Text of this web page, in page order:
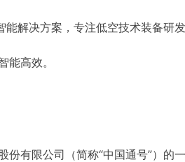
能解决方案，专注低空技术装备研
高效。
有限公司（简称“中国通号”）的